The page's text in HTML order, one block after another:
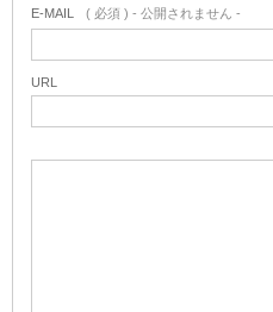
E-MAIL ( 必須 ) - 公開されません -
URL